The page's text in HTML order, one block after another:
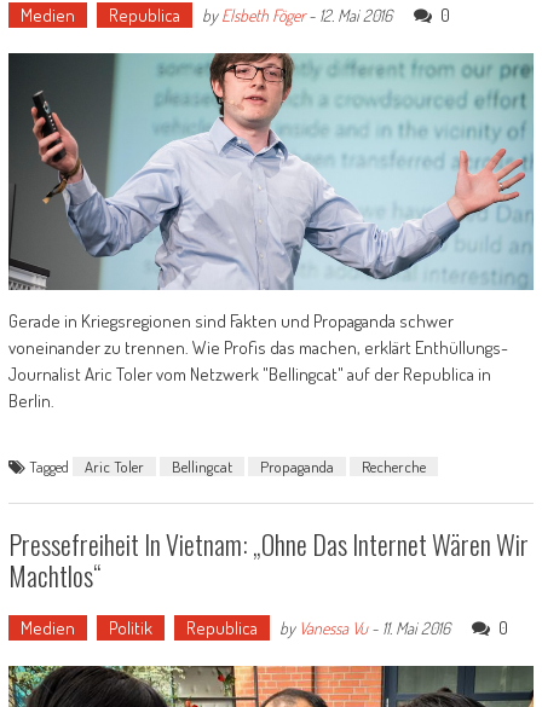
Medien Republica byElsbeth Föger- 12. Mai 2016 0
Gerade in Kriegsregionen sind Fakten und Propaganda schwer
voneinander zu trennen. Wie Profis das machen, erklärt Enthüllungs-
Journalist Aric Toler vom Netzwerk "Bellingcat" auf der Republica in
Berlin.
Tagged Aric Toler Bellingcat Propaganda Recherche
Pressefreiheit In Vietnam: „Ohne Das Internet Wären Wir
Machtlos“
Medien Politik Republica by Vanessa Vu- 11. Mai 2016 0